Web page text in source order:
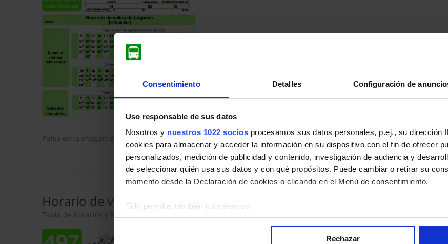
Consentimiento Detalles Configuración de
Uso responsable de sus datos
Nosotros y nuestros 1022 socios procesamos sus datos personales, p.ej., su dirección
cookies para almacenar y acceder la información en su dispositivo con el fin de ofrecer
personalizados, medición de publicidad y contenido, investigación de audiencia y
de seleccionar quién usa sus datos y con qué propósitos. Puede cambiar o retirar su
momento desde la Declaración de cookies o clicando en el Menú de consentimiento.
Si lo permite, también quisiéramos:
Recopilar información sobre su ubicación geográfica que puede tener una precisión
Identificar su dispositivo analizándolo activamente para buscar características
Obtenga más información sobre cómo se procesan sus datos personales y establezca
Rechazar
Pulsa en la imagen para mostrar el horario de idacompleto.
Horario de vuelta
Tabla de horarios y frecuencias en sentido vuelta de la línea 497 de Autobuses Interurbanos de la Comunidad de